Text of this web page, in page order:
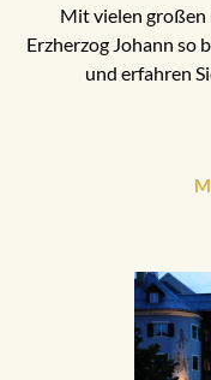
Mit vielen großen
Erzherzog Johann so
und erfahren